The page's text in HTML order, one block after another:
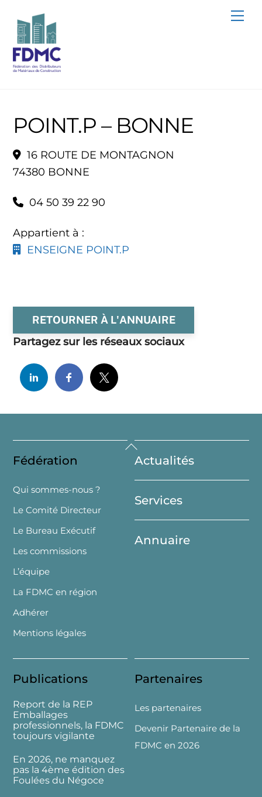
content
POINT.P – BONNE
16 ROUTE DE MONTAGNON
74380 BONNE
04 50 39 22 90
Appartient à :
ENSEIGNE POINT.P
RETOURNER À L'ANNUAIRE
Partagez sur les réseaux sociaux
Back
To
Top
Fédération
Qui sommes-nous ?
Le Comité Directeur
Le Bureau Exécutif
Les commissions
L’équipe
La FDMC en région
Adhérer
Mentions légales
Actualités
Services
Annuaire
Publications
Report de la REP
Emballages
professionnels, la FDMC
toujours vigilante
En 2026, ne manquez
pas la 4ème édition des
Foulées du Négoce
Partenaires
Les partenaires
Devenir Partenaire de la
FDMC en 2026